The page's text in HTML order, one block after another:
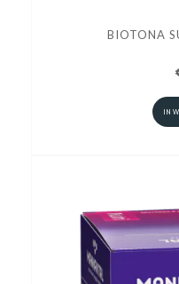
BIOTONA
IN